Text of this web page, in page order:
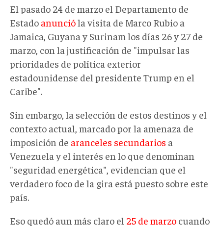
jueves
en
Georgetown,
Guyana
El pasado 24 de marzo el Departamento de
Estado anuncióla visita de Marco Rubio a
Jamaica, Guyana y Surinam los días 26 y 27 de
marzo , con la justificación de "impulsar las
prioridades de política exterior
estadounidense del presidente Trump en el
Caribe".
Sin embargo, la selección de estos destinos y el
contexto actual, marcado por la amenaza de
imposición de aranceles secundarios a
Venezuela y el interés en lo que denominan
"seguridad energética", evidencian que el
verdadero foco de la gira está puesto sobre este
país.
Eso quedó aun más claro el 25 de marzo cuando